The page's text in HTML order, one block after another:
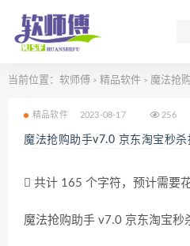
当前位置： 软师傅 > 精品软件 > 魔法抢
精品软件 2023-08-17 256
魔法抢购助手v7.0 京东淘宝秒杀
共计 165 个字符，预计需要
魔法抢购助手 v7.0 京东淘宝秒